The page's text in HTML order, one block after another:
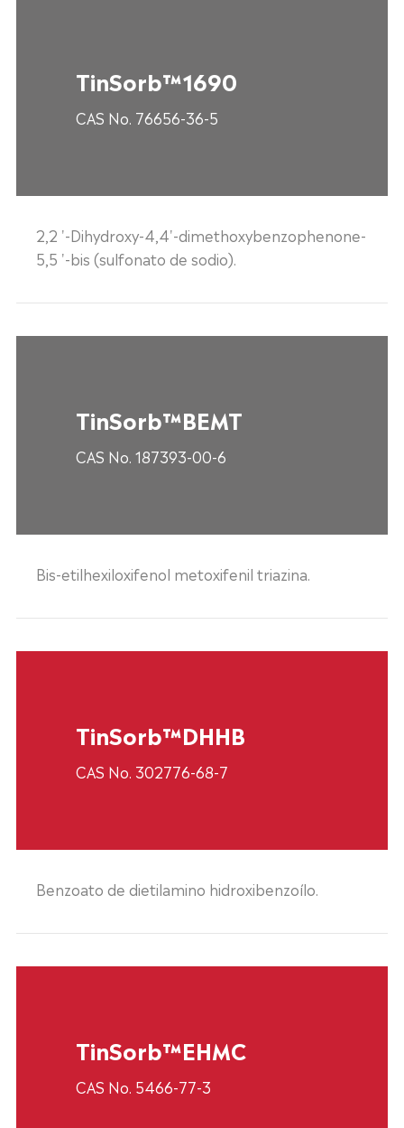
TinSorb™1690
CAS No. 76656-36-5
2,2 '-Dihydroxy-4,4'-dimethoxybenzophenone-
5,5 '-bis (sulfonato de sodio).
TinSorb™BEMT
CAS No. 187393-00-6
Bis-etilhexiloxifenol metoxifenil triazina.
TinSorb™DHHB
CAS No. 302776-68-7
Benzoato de dietilamino hidroxibenzoílo.
TinSorb™EHMC
CAS No. 5466-77-3